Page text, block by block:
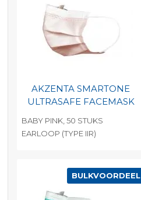
AKZENTA SMARTONE
ULTRASAFE FACEMASK
BABY PINK, 50 STUKS
EARLOOP (TYPE IIR)
Print barcode
BULKVOORDEEL